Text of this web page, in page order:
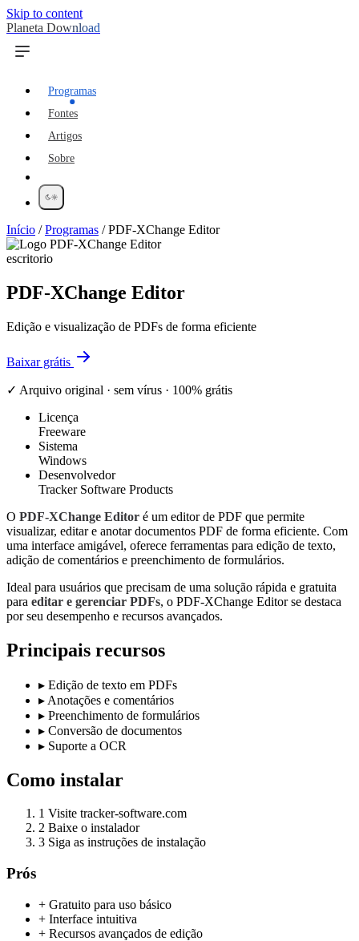
Skip to content
Planeta Download
Programas
Fontes
Artigos
Sobre
Início /Programas /PDF-XChange Editor
escritorio
PDF-XChange Editor
Edição e visualização de PDFs de forma eficiente
Baixar grátis
✓ Arquivo original · sem vírus · 100% grátis
Licença
Freeware
Sistema
Windows
Desenvolvedor
Tracker Software Products
O PDF-XChange Editor é um editor de PDF que permite
visualizar, editar e anotar documentos PDF de forma eficiente. Com
uma interface amigável, oferece ferramentas para edição de texto,
adição de comentários e preenchimento de formulários.
Ideal para usuários que precisam de uma solução rápida e gratuita
para editar e gerenciar PDFs, o PDF-XChange Editor se destaca
por seu desempenho e recursos avançados.
Principais recursos
▸ Edição de texto em PDFs
▸ Anotações e comentários
▸ Preenchimento de formulários
▸ Conversão de documentos
▸ Suporte a OCR
Como instalar
1 Visite tracker-software.com
2 Baixe o instalador
3 Siga as instruções de instalação
Prós
+ Gratuito para uso básico
+ Interface intuitiva
+ Recursos avançados de edição